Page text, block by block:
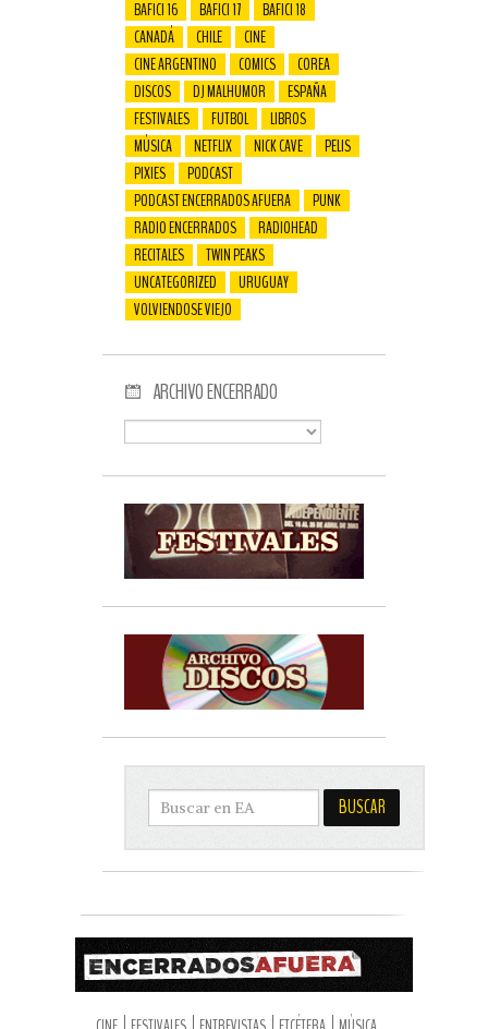
BAFICI 16
BAFICI 17
BAFICI 18
CANADÁ
CHILE
CINE
CINE ARGENTINO
COMICS
COREA
DISCOS
DJ MALHUMOR
ESPAÑA
FESTIVALES
FUTBOL
LIBROS
MÚSICA
NETFLIX NICK CAVE
PELIS
PIXIES
PODCAST
PODCAST ENCERRADOS AFUERA
PUNK
RADIO ENCERRADOS
RADIOHEAD
RECITALES
TWIN PEAKS
UNCATEGORIZED
URUGUAY
VOLVIENDOSE VIEJO
ARCHIVO ENCERRADO